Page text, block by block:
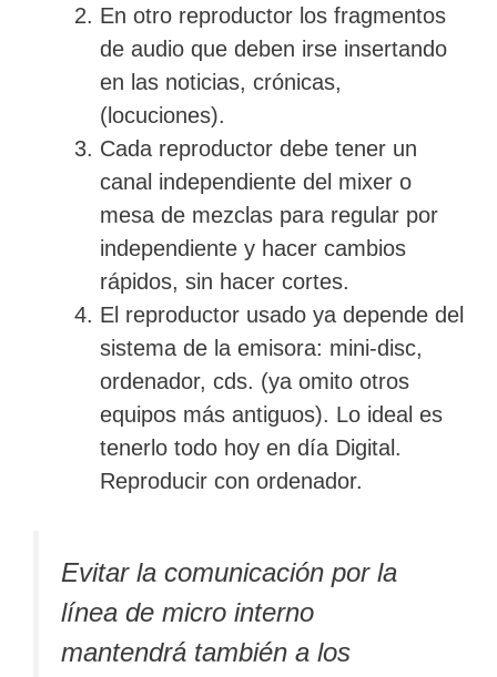
En otro reproductor los fragmentos
de audio que deben irse insertando
en las noticias, crónicas,
(locuciones).
Cada reproductor debe tener un
canal independiente del mixer o
mesa de mezclas para regular por
independiente y hacer cambios
rápidos, sin hacer cortes.
El reproductor usado ya depende del
sistema de la emisora: mini-disc,
ordenador, cds. (ya omito otros
equipos más antiguos). Lo ideal es
tenerlo todo hoy en día Digital.
Reproducir con ordenador.
Evitar la comunicación por la
línea de micro interno
mantendrá también a los